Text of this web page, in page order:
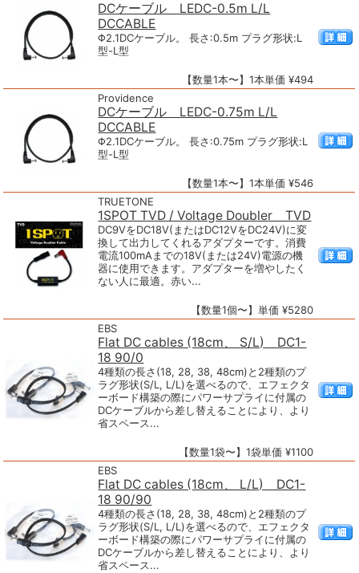
DCケーブル LEDC-0.5m L/L
DCCABLE
Φ2.1DCケーブル。 長さ:0.5m プラグ形状:L
型-L型
【数量1本〜】1本単価 ¥494
Providence
DCケーブル LEDC-0.75m L/L
DCCABLE
Φ2.1DCケーブル。 長さ:0.75m プラグ形状:L
型-L型
【数量1本〜】1本単価 ¥546
TRUETONE
1SPOT TVD / Voltage Doubler TVD
DC9VをDC18V(またはDC12VをDC24V)に変
換して出力してくれるアダプターです。消費
電流100mAまでの18V(または24V)電源の機
器に使用できます。アダプターを増やしたく
ない人に最適。赤い...
【数量1個〜】単価 ¥5280
EBS
Flat DC cables (18cm、 S/L) DC1-
18 90/0
4種類の長さ(18, 28, 38, 48cm)と2種類のプ
ラグ形状(S/L, L/L)を選べるので、エフェクタ
ーボード構築の際にパワーサプライに付属の
DCケーブルから差し替えることにより、より
省スペース...
【数量1袋〜】1袋単価 ¥1100
EBS
Flat DC cables (18cm、 L/L) DC1-
18 90/90
4種類の長さ(18, 28, 38, 48cm)と2種類のプ
ラグ形状(S/L, L/L)を選べるので、エフェクタ
ーボード構築の際にパワーサプライに付属の
DCケーブルから差し替えることにより、より
省スペース...